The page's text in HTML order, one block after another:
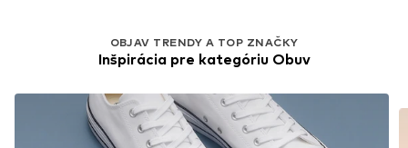
OBJAV TRENDY A TOP ZNAČKY
Inšpirácia pre kategóriu Obuv